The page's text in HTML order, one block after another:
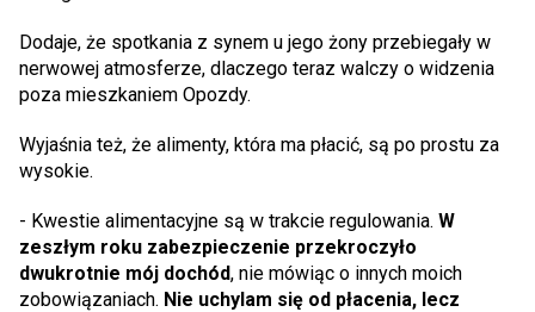
Dodaje, że spotkania z synem u jego żony przebiegały w
nerwowej atmosferze, dlaczego teraz walczy o widzenia
poza mieszkaniem Opozdy.
Wyjaśnia też, że alimenty, która ma płacić, są po prostu za
wysokie.
- Kwestie alimentacyjne są w trakcie regulowania. W
zeszłym roku zabezpieczenie przekroczyło
dwukrotnie mój dochód, nie mówiąc o innych moich
zobowiązaniach. Nie uchylam się od płacenia, lecz